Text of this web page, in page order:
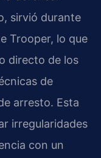
sirvió durante
Trooper, lo que
directo de los
de
arresto. Esta
irregularidades
con un